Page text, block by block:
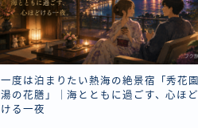
一度は泊まりたい熱海の絶景宿「秀花園
湯の花膳」｜海とともに過ごす、心ほど
ける一夜